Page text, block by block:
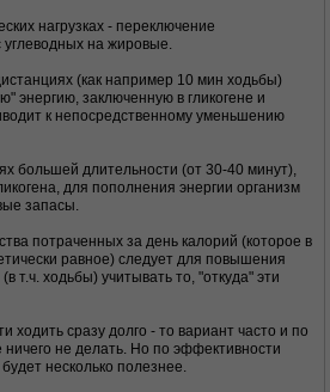
нагрузках - переключение
углеводных на жировые.
(как например 10 мин ходьбы)
энергию, заключенную в гликогене и
к непосредственному уменьшению
большей длительности (от 30-40 минут),
для пополнения энергии организм
запасы.
потраченных за день калорий (которое в
равное) следует для повышения
т.ч. ходьбы) учитывать то, "откуда" эти
ходить сразу долго - то вариант часто и по
не делать. Но по эффективности
несколько полезнее.